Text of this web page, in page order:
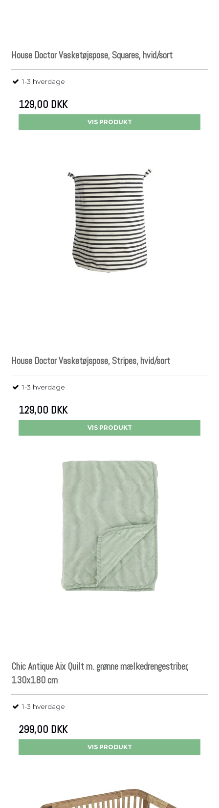
House Doctor Vasketøjspose, Squares, hvid/sort
1-3 hverdage
129,00 DKK
VIS PRODUKT
House Doctor Vasketøjspose, Stripes, hvid/sort
1-3 hverdage
129,00 DKK
VIS PRODUKT
Chic Antique Aix Quilt m. grønne mælkedrengestriber,
130x180 cm
1-3 hverdage
299,00 DKK
VIS PRODUKT